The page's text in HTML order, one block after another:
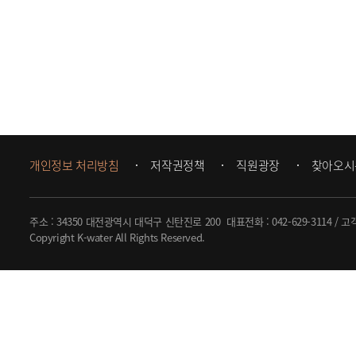
개인정보 처리방침 저작권정책 직원광장 찾아오
주소 : 34350 대전광역시 대덕구 신탄진로 200 대표전화 :042-629-3114/ 고
Copyright K-water All Rights Reserved.